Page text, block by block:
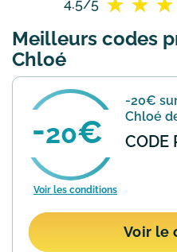
avant les petits créateurs
le site depuis 2013 avec
4.5/5
Meilleurs codes
Chloé
20
-20€
Chloé
CODE
Voir les conditions
Voir le